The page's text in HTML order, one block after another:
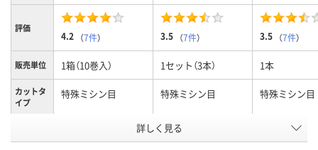
評価
4.2 （7件） 3.5 （7件） 3.5 （7件）
販売単位 1箱（10巻入） 1セット（3本） 1本
カットタ
イプ
特殊ミシン目 特殊ミシン目 特殊ミシン目
プ
スペアテープ（10巻
入）
本体
詳しく見る